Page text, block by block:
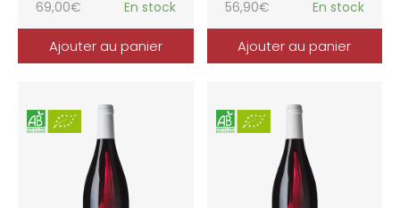
69,00€ En stock
Ajouter au panier
56,90€ En stock
Ajouter au panier